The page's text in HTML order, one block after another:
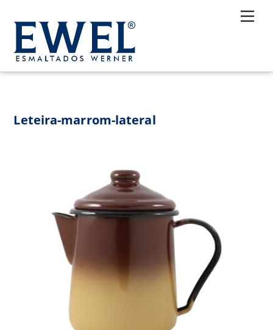
content
Leteira-marrom-lateral